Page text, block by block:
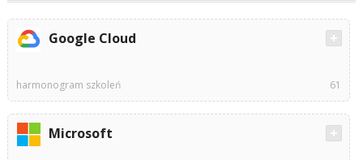
Google Cloud
harmonogram szkoleń 61
Microsoft